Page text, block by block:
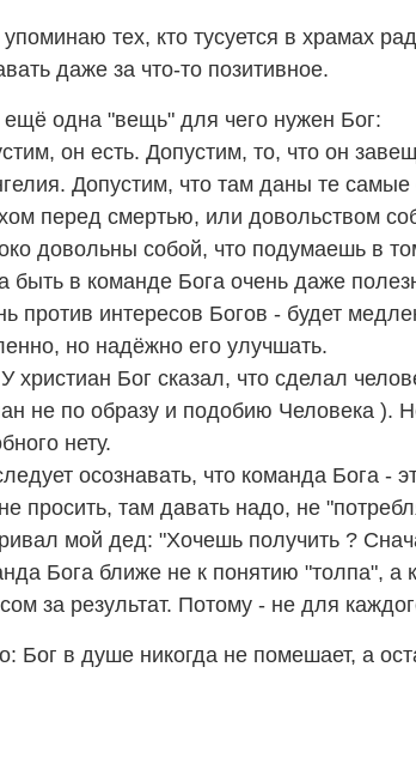
тех, кто тусуется в храмах
даже за что-то позитивное.
ещё одна "вещь" для чего нужен Бог:
он есть. Допустим, то, что он
Допустим, что там даны те
перед смертью, или довольством
довольны собой, что подумаешь в
быть в команде Бога очень даже
против интересов Богов - будет
но надёжно его улучшать.
Бог сказал, что сделал
не по образу и подобию Человека ).
нету.
осознавать, что команда Бога -
просить, там давать надо, не
мой дед: "Хочешь получить ?
Бога ближе не к понятию "толпа", а
за результат. Потому - не для
Бог в душе никогда не помешает, а